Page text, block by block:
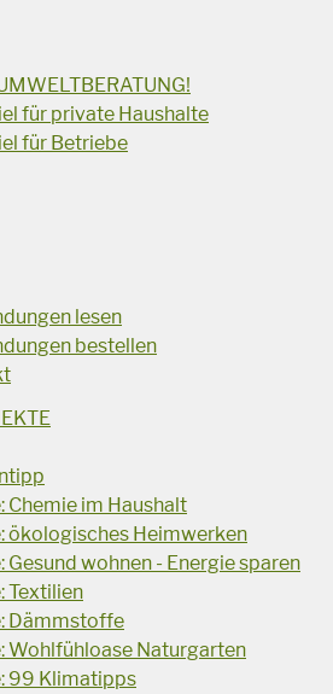
für private Haushalte
für Betriebe
lesen
bestellen
Chemie im Haushalt
ökologisches Heimwerken
Gesund wohnen - Energie sparen
Textilien
Dämmstoffe
Wohlfühloase Naturgarten
99 Klimatipps